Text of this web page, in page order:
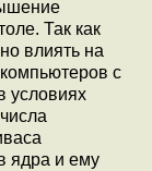
Так как
влиять на
с
условиях
ядра и ему